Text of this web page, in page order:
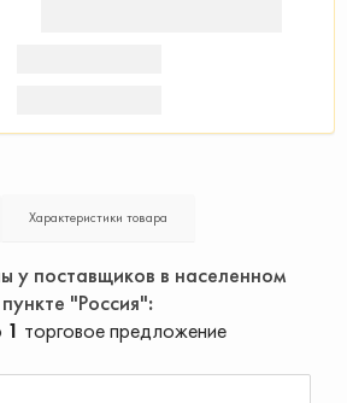
Характеристики товара
у поставщиков в населенном
пункте "Россия"
1 торговое предложение